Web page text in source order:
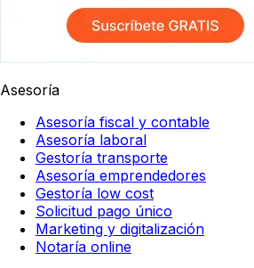
Asesoría
Asesoría fiscal y contable
Asesoría laboral
Gestoría transporte
Asesoría emprendedores
Gestoría low cost
Solicitud pago único
Marketing y digitalización
Notaría online